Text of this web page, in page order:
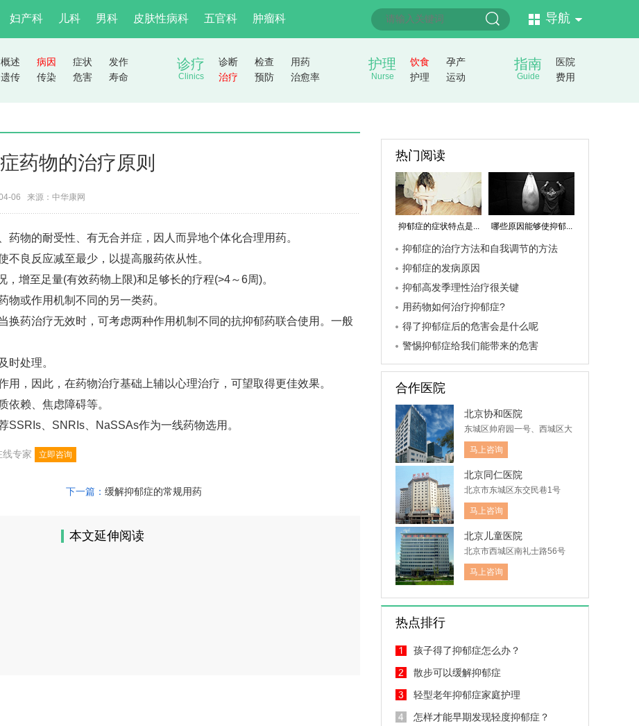
妇产科 儿科 男科 皮肤性病科 五官科 肿瘤科 导航
概述 病因 症状
发作
遗传
传染 危害 寿命
诊疗
Clinics
诊断 检查
用药
治疗
预防 治愈率
护理
Nurse
饮食
孕产
护理
运动
指南
Guide
医院
费用
药物的治疗原则
06 来源： 中华康网
物的耐受性、有无合并症，因人而异地个体化合理用药。
良反应减至最少，以提高服药依从性。
至足量(有效药物上限)和足够长的疗程(>4～6周)。
或作用机制不同的另一类药。
药治疗无效时，可考虑两种作用机制不同的抗抑郁药联合使用。一般
处理。
，因此，在药物治疗基础上辅以心理治疗，可望取得更佳效果。
赖、焦虑障碍等。
、SNRIs、NaSSAs作为一线药物选用。
专家 立即咨询
下一篇： 缓解抑郁症的常规用药
本文延伸阅读
热门阅读
抑郁症的症状特点是... 哪些原因能够使抑郁...
抑郁症的治疗方法和自我调节的方法
抑郁症的发病原因
抑郁高发季理性治疗很关键
用药物如何治疗抑郁症?
得了抑郁症后的危害会是什么呢
警惕抑郁症给我们能带来的危害
合作医院
北京协和医院
东城区帅府园一号、西城区大
木仓胡同41号
马上咨询
北京同仁医院
北京市东城区东交民巷1号
马上咨询
北京儿童医院
北京市西城区南礼士路56号
马上咨询
热点排行
孩子得了抑郁症怎么办？
散步可以缓解抑郁症
轻型老年抑郁症家庭护理
怎样才能早期发现轻度抑郁症？